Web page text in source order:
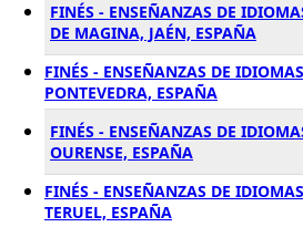
FINÉS - ENSEÑANZAS DE
DE MAGINA, JAÉN, ESPAÑA
FINÉS - ENSEÑANZAS DE
PONTEVEDRA, ESPAÑA
FINÉS - ENSEÑANZAS DE
OURENSE, ESPAÑA
FINÉS - ENSEÑANZAS DE
TERUEL, ESPAÑA